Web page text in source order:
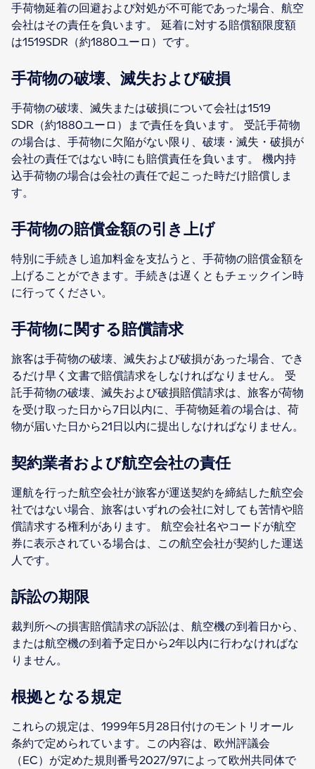
手荷物延着の回避および対処が不可能であった場合、航空
会社はその責任を負います。 延着に対する賠償額限度額
は1519SDR（約1880ユーロ）です。
手荷物の破壊、滅失および破損
手荷物の破壊、滅失または破損について会社は1519
SDR（約1880ユーロ）まで責任を負います。 受託手荷物
の場合は、手荷物に欠陥がない限り、破壊・滅失・破損が
会社の責任ではない時にも賠償責任を負います。 機内持
込手荷物の場合は会社の責任で起こった時だけ賠償しま
す。
手荷物の賠償金額の引き上げ
特別に手続きし追加料金を支払うと、手荷物の賠償金額を
上げることができます。手続きは遅くともチェックイン時
に行ってください。
手荷物に関する賠償請求
旅客は手荷物の破壊、滅失および破損があった場合、でき
るだけ早く文書で賠償請求をしなければなりません。 受
託手荷物の破壊、滅失および破損賠償請求は、旅客が荷物
を受け取った日から7日以内に、手荷物延着の場合は、荷
物が届いた日から21日以内に提出しなければなりません。
契約業者および航空会社の責任
運航を行った航空会社が旅客が運送契約を締結した航空会
社ではない場合、旅客はいずれの会社に対しても苦情や賠
償請求する権利があります。 航空会社名やコードが航空
券に表示されている場合は、この航空会社が契約した運送
人です。
訴訟の期限
裁判所への損害賠償請求の訴訟は、航空機の到着日から、
または航空機の到着予定日から2年以内に行わなければな
りません。
根拠となる規定
これらの規定は、1999年5月28日付けのモントリオール
条約で定められています。この内容は、欧州評議会
（EC）が定めた規則番号2027/97によって欧州共同体で